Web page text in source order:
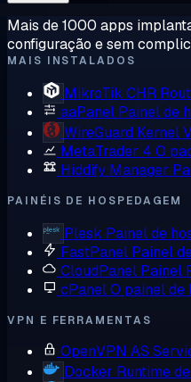
Mais de 1000 apps
configuração e sem
MAIS INSTALADOS
MikroTik CHR
aaPanel Painel de
WireGuard Kernel
MetaTrader 4 O
Hiddify Manager
PAINÉIS DE HOSPEDAGEM
Plesk Painel de
FastPanel Painel
CloudPanel Painel
cPanelO painel de
VPN E FERRAMENTAS
OpenVPN AS
Docker Runtime